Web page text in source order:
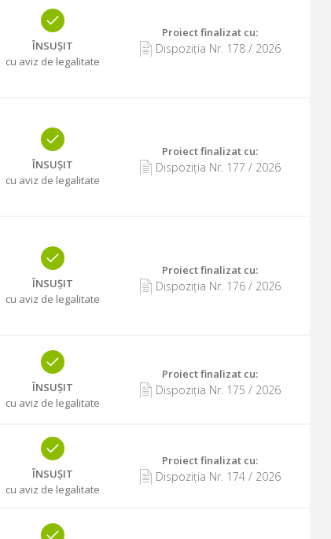
ÎNSUȘIT
cu aviz de legalitate
Proiect finalizat cu:
Dispoziția Nr. 178/ 2026
ÎNSUȘIT
cu aviz de legalitate
Proiect finalizat cu:
Dispoziția Nr. 177 / 2026
ÎNSUȘIT
cu aviz de legalitate
Proiect finalizat cu:
Dispoziția Nr. 176/ 2026
ÎNSUȘIT
cu aviz de legalitate
Proiect finalizat cu:
Dispoziția Nr. 175 / 2026
ÎNSUȘIT
cu aviz de legalitate
Proiect finalizat cu:
Dispoziția Nr. 174/ 2026